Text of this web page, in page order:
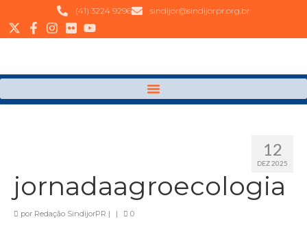
(41) 3224 9296 sindijor@sindijorpr.org.br
12
DEZ 2025
jornadaagroecologia
por Redação SindijorPR | | 0